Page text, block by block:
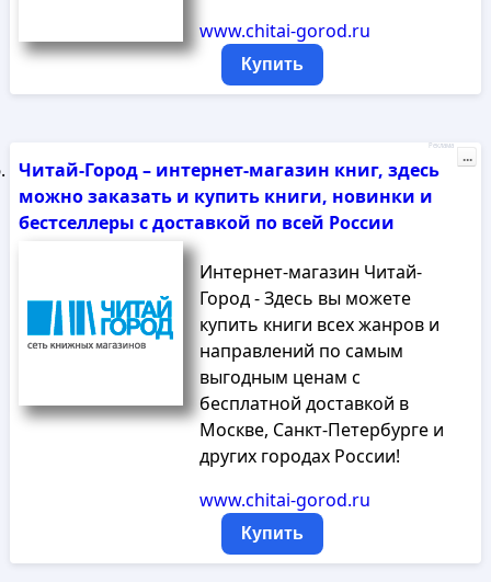
www.chitai-gorod.ru
Купить
Читай-Город – интернет-магазин книг, здесь
можно заказать и купить книги, новинки и
бестселлеры с доставкой по всей России
Интернет-магазин Читай-
Город - Здесь вы можете
купить книги всех жанров и
направлений по самым
выгодным ценам с
бесплатной доставкой в
Москве, Санкт-Петербурге и
других городах России!
www.chitai-gorod.ru
Купить
Реклама
...